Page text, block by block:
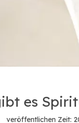
es
Zeit: